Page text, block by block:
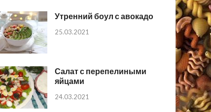
Утренний боул с авокадо
25.03.2021
Салат с перепелиными
яйцами
24.03.2021